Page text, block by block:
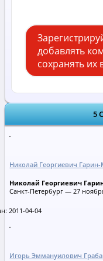
добавлять
сохранять их
5
Николай Георгиевич
Николай Георгиевич
Санкт-Петербург — 27
2011-04-04
Игорь Эммануилович